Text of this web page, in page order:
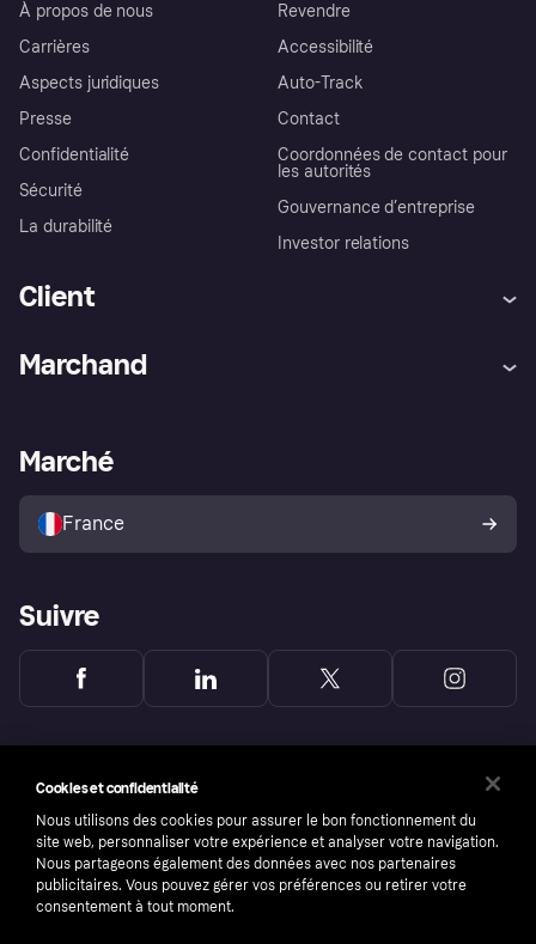
À propos de nous
Carrières
Aspects juridiques
Presse
Confidentialité
Sécurité
La durabilité
Revendre
Accessibilité
Auto-Track
Contact
Coordonnées de contact pour
les autorités
Gouvernance d’entreprise
Investor relations
Client
Explorez les magasins
Politique de protection de
l’acheteur Klarna
Marchand
Portail Marchand
Marché
France
Suivre
Cookies et confidentialité
Nous utilisons des cookies pour assurer le bon fonctionnement du
site web, personnaliser votre expérience et analyser votre navigation.
Nous partageons également des données avec nos partenaires
publicitaires. Vous pouvez gérer vos préférences ou retirer votre
consentement à tout moment.